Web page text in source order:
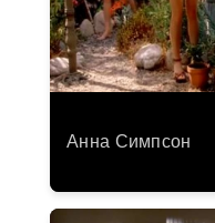
Анна Симпсон